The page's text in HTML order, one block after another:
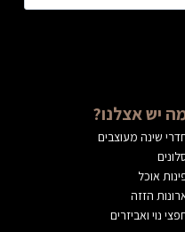
יש אצלנו?
שינה מעוצבים
אוכל
הזזה
נוי ואביזרים